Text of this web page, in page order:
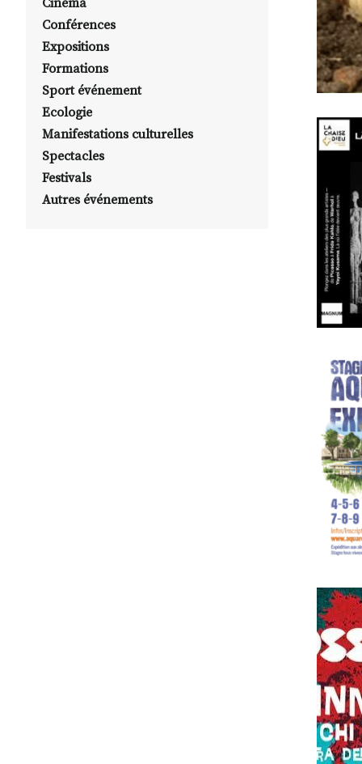
Conférences
Expositions
Formations
Sport événement
Ecologie
Manifestations culturelles
Spectacles
Festivals
Autres événements